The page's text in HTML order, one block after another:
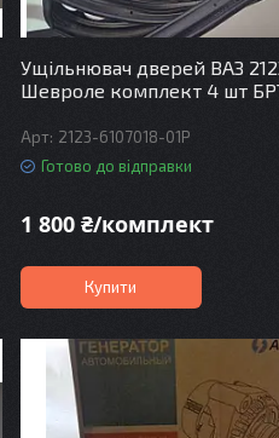
Ущільнювач дверей ВАЗ
Шевроле комплект 4 шт
2123-6107018-01Р
Готово до відправки
1 800 ₴/комплект
Купити